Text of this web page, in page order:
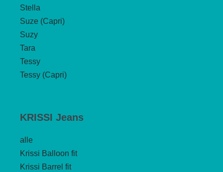
Stella
Suze (Capri)
Suzy
Tara
Tessy
Tessy (Capri)
KRISSI Jeans
alle
Krissi Balloon fit
Krissi Barrel fit